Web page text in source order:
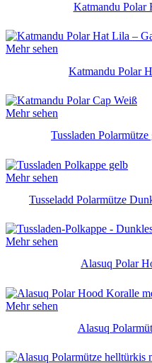
Katmandu Polar
Mehr sehen
Katmandu Polar
Mehr sehen
Tussladen
Mehr sehen
Tusseladd Polarmütze
Mehr sehen
Alasuq Polar
Mehr sehen
Alasuq